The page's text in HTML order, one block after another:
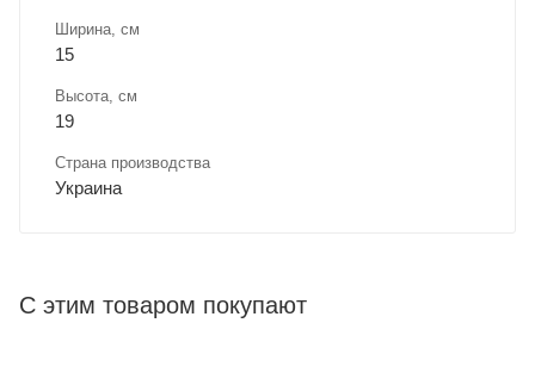
Ширина, cм
15
Высота, см
19
Страна производства
Украина
С этим товаром покупают